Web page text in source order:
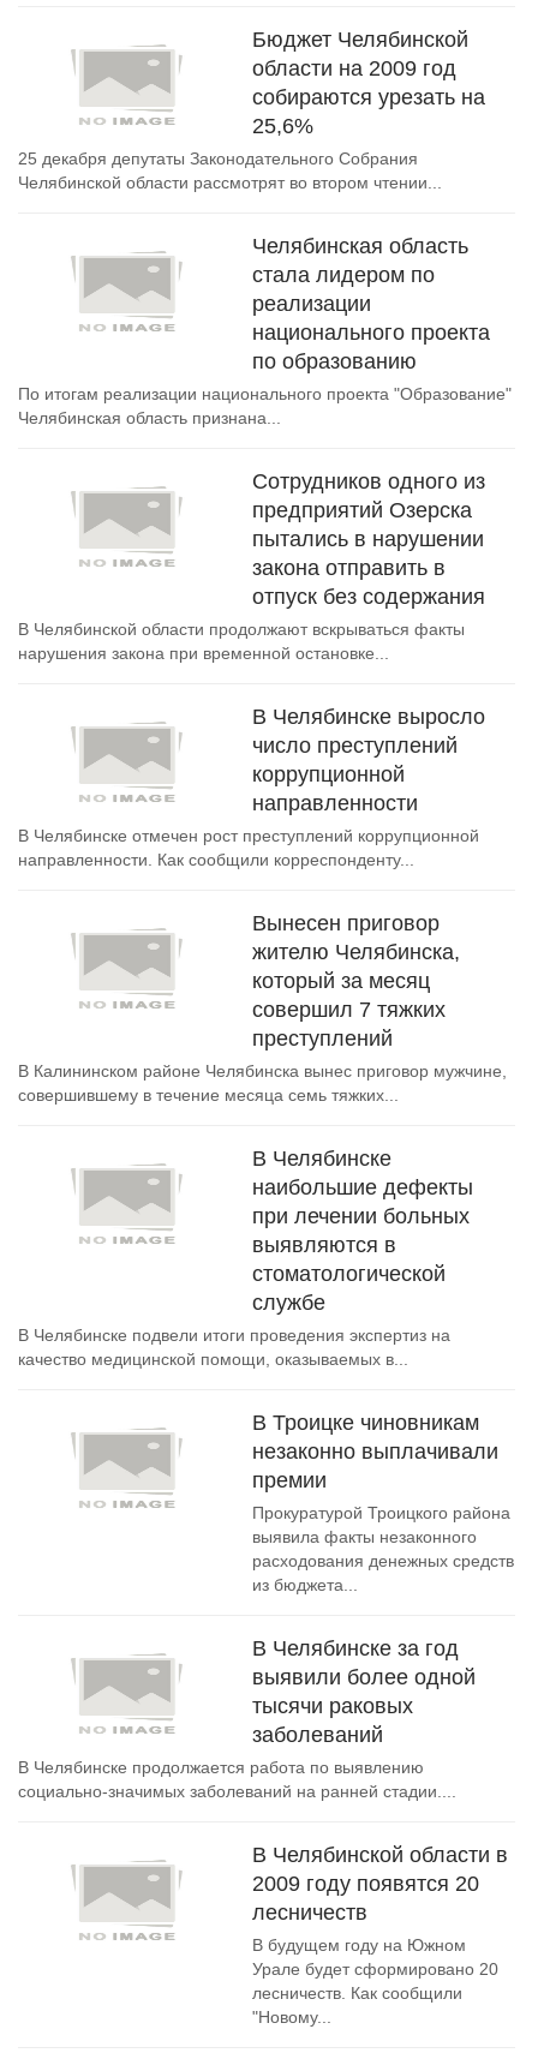
Бюджет Челябинской
области на 2009 год
собираются урезать на
25,6%
25 декабря депутаты Законодательного Собрания
Челябинской области рассмотрят во втором чтении...
Челябинская область
стала лидером по
реализации
национального проекта
по образованию
По итогам реализации национального проекта "Образование"
Челябинская область признана...
Сотрудников одного из
предприятий Озерска
пытались в нарушении
закона отправить в
отпуск без содержания
В Челябинской области продолжают вскрываться факты
нарушения закона при временной остановке...
В Челябинске выросло
число преступлений
коррупционной
направленности
В Челябинске отмечен рост преступлений коррупционной
направленности. Как сообщили корреспонденту...
Вынесен приговор
жителю Челябинска,
который за месяц
совершил 7 тяжких
преступлений
В Калининском районе Челябинска вынес приговор мужчине,
совершившему в течение месяца семь тяжких...
В Челябинске
наибольшие дефекты
при лечении больных
выявляются в
стоматологической
службе
В Челябинске подвели итоги проведения экспертиз на
качество медицинской помощи, оказываемых в...
В Троицке чиновникам
незаконно выплачивали
премии
Прокуратурой Троицкого района
выявила факты незаконного
расходования денежных средств
из бюджета...
В Челябинске за год
выявили более одной
тысячи раковых
заболеваний
В Челябинске продолжается работа по выявлению
социально-значимых заболеваний на ранней стадии....
В Челябинской области в
2009 году появятся 20
лесничеств
В будущем году на Южном
Урале будет сформировано 20
лесничеств. Как сообщили
"Новому...